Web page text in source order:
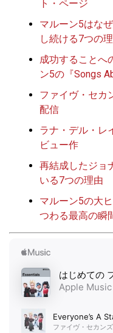
ト・ページ
マルーン5はな
し続ける7つの
成功することへ
ン5の『Songs
ファイヴ・セカ
配信
ラナ・デル・レ
ビュー作
再結成したジョ
いる7つの理由
マルーン5の大
つわる最高の瞬